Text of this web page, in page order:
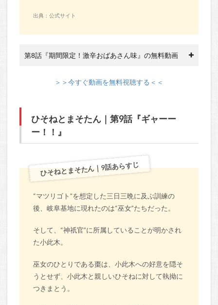
出典：公式サイト
第8話『期間限定！激辛おばあさん味』の無料動画
＞＞今すぐ動画を無料視聴する＜＜
ひそねとまそたん｜第9話『ギャーー
ー！！』
ひそねとまそたん｜9話あらすじ
“マツリゴト”を想定した三日三晩に及ぶ訓練の
後、岐阜基地に現れたのは“巫女”たちだった。
そして、“神祇官”に所属していることが明かされ
た小此木。
巫女のひとりである棗は、小此木への好意を隠そ
うとせず、小此木と親しいひそねに対して執拗に
つきまとう。